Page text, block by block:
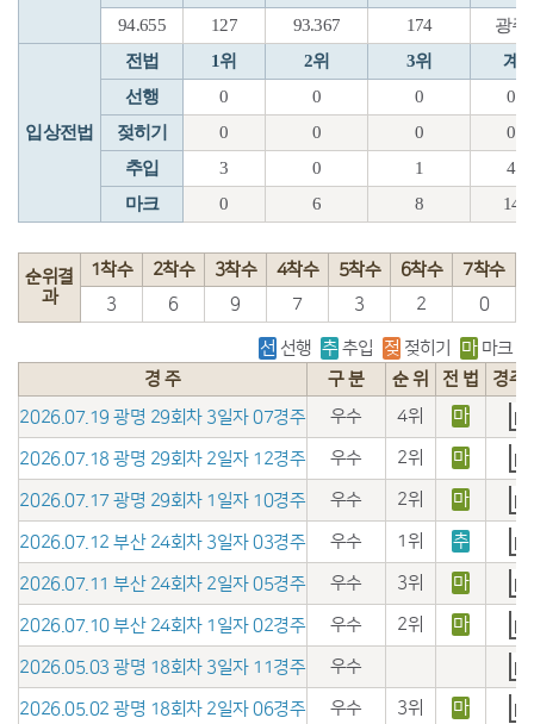
94.655 127 93.367 174 광주
입상전법
전법 1위 2위 3위
계
선행
0 0 0
0
젖히기
0 0 0
0
추입
3 0 1
4
마크
0 6 8 14
순위결
과
1착수 2착수 3착수 4착수 5착수 6착수
7착수
3
6 9 7 3 2 0
선 선행 추 추입 젖 젖히기 마 마크
경 주
구 분 순 위 전 법
경주
2026.07.19 광명 29회차 3일자 07경주
우수 4위 마
2026.07.18 광명 29회차 2일자 12경주 우수 2위 마
2026.07.17 광명 29회차 1일자 10경주 우수 2위 마
2026.07.12 부산 24회차 3일자 03경주 우수 1위 추
2026.07.11 부산 24회차 2일자 05경주 우수 3위 마
2026.07.10 부산 24회차 1일자 02경주 우수 2위 마
2026.05.03 광명 18회차 3일자 11경주 우수
2026.05.02 광명 18회차 2일자 06경주 우수 3위 마